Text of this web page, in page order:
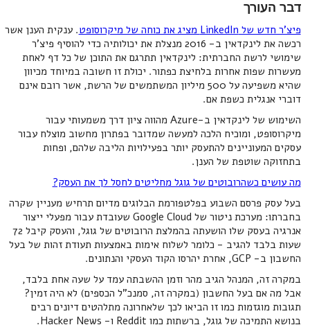
דבר העורך
פיצ'ר חדש של LinkedIn מציג את כוחה של מיקרוסופט
. ענקית הענן אשר
רכשה את לינקדאין ב- 2016 מנצלת את יכולותיה כדי להוסיף פיצ'ר
שימושי לרשת החברתית: לינקדאין תתרגם את התוכן של כל דף לאחת
מעשרות שפות אחרות בלחיצת כפתור. יכולת זו חשובה במיוחד מכיוון
שהיא משפיעה על 500 מיליון המשתמשים של הרשת, אשר רובם אינם
דוברי אנגלית כשפת אם.
השימוש של לינקדאין ב-Azure מהווה ציון דרך משמעותי עבור
מיקרוסופט, ומוכיח הלכה למעשה שמדובר בפתרון מחשוב מוצלח עבור
עסקים המעוניינים להתעסק יותר בפעילויות הליבה שלהם, ופחות
בתחזוקה שוטפת של הענן.
מה עושים כשהרובוטים של גוגל מחליטים לחסל לך את העסק?
בעל עסק פרסם השבוע בפלטפורמת הבלוגים מדיום תרחיש מעניין שקרה
בחברתו: מערכת ניטור של Google Cloud שעובדת עבור מפעלי ייצור
אנרגיה בעסק שלו הושעתה בהמלצת הרובוטים של גוגל, והעסק קיבל 72
שעות בלבד להגיב - כלומר לשלוח אימות באמצעות תעודת זהות של בעל
החשבון ב- GCP, אחרת יהרסו הקוד העסקי והנתונים.
במקרה זה, המנהל הגיב מהר וזמן ההשבתה עמד על שעה אחת בלבד,
אבל מה אם בעל החשבון (במקרה זה, סמנכ"ל הכספים) לא היה זמין?
תגובות מוגזמות כמו זו הביאו לכך שלאחרונה מתלהטים דיונים רבים
בנושא התמיכה של גוגל, ברשתות כמו Reddit ו- Hacker News.